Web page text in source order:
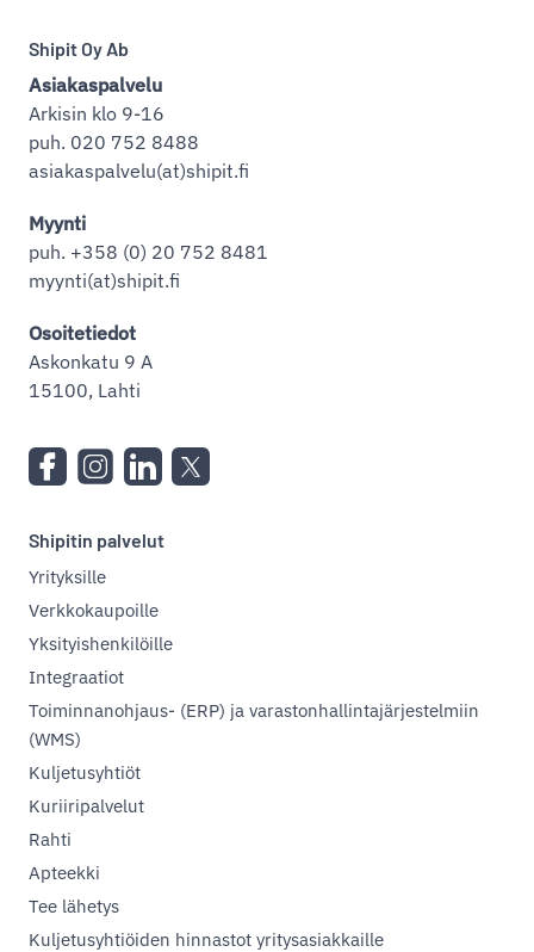
Shipit Oy Ab
Asiakaspalvelu
Arkisin klo 9-16
puh. 020 752 8488
asiakaspalvelu(at)shipit.fi
Myynti
puh. +358 (0) 20 752 8481
myynti(at)shipit.fi
Osoitetiedot
Askonkatu 9 A
15100, Lahti
Shipitin palvelut
Yrityksille
Verkkokaupoille
Yksityishenkilöille
Integraatiot
Toiminnanohjaus- (ERP) ja varastonhallintajärjestelmiin
(WMS)
Kuljetusyhtiöt
Kuriiripalvelut
Rahti
Apteekki
Tee lähetys
Kuljetusyhtiöiden hinnastot yritysasiakkaille